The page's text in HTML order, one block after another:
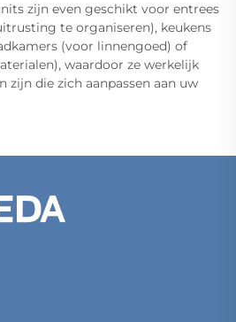
zijn even geschikt voor entrees
te organiseren), keukens
(voor linnengoed) of
waardoor ze werkelijk
zijn die zich aanpassen aan uw